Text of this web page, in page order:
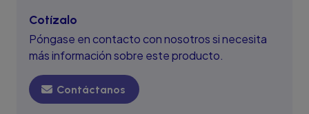
Cotízalo
Póngase en contacto con nosotros si necesita
más información sobre este producto.
Contáctanos